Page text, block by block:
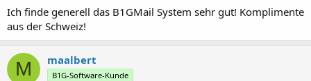
Ich finde generell das B1GMail System sehr gut! Komplimente
aus der Schweiz!
M maalbert
B1G-Software-Kunde